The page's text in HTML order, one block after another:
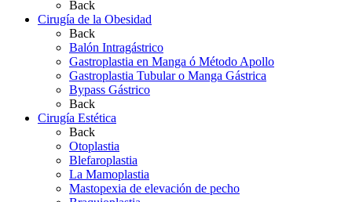
Back
Cirugía de la Obesidad
Back
Balón Intragástrico
Gastroplastia en Manga ó Método Apollo
Gastroplastia Tubular o Manga Gástrica
Bypass Gástrico
Back
Cirugía Estética
Back
Otoplastia
Blefaroplastia
La Mamoplastia
Mastopexia de elevación de pecho